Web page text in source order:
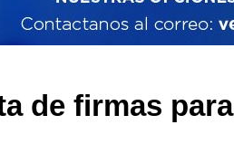
de firmas para